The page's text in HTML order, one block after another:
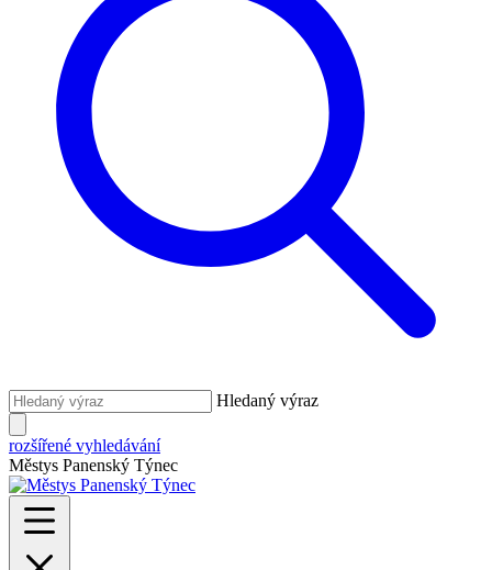
Hledaný výraz
rozšířené vyhledávání
Městys Panenský Týnec